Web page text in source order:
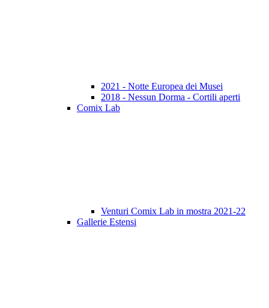
2021 - Notte Europea dei Musei
2018 - Nessun Dorma - Cortili aperti
Comix Lab
Venturi Comix Lab in mostra 2021-22
Gallerie Estensi